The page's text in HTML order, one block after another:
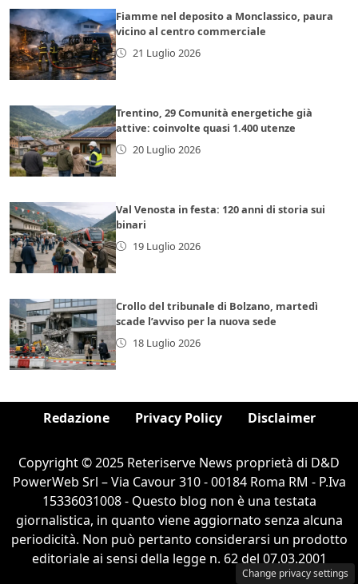
Fiamme nel deposito a Monclassico, paura
vicino al centro commerciale
21 Luglio 2026
Trentino, 29 Comunità energetiche già
attive: coinvolte quasi 1.400 utenze
20 Luglio 2026
Val Venosta in festa: 120 anni di storia sui
binari
19 Luglio 2026
Crollo del tribunale di Bolzano, martedì
scade l’avviso per la nuova sede
18 Luglio 2026
Redazione Privacy Policy Disclaimer
Copyright © 2025 Reteriserve News proprietà di D&D
PowerWeb Srl – Via Cavour 310 - 00184 Roma RM - P.Iva
15336031008 - Questo blog non è una testata
giornalistica, in quanto viene aggiornato senza alcuna
periodicità. Non può pertanto considerarsi un prodotto
editoriale ai sensi della legge n. 62 del 07.03.2001
Change privacy settings